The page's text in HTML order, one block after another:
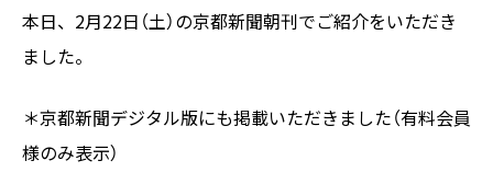
本日、2月22日（土）の京都新聞朝刊でご紹介をいただき
ました。
＊京都新聞デジタル版にも掲載いただきました（有料会員
様のみ表示）